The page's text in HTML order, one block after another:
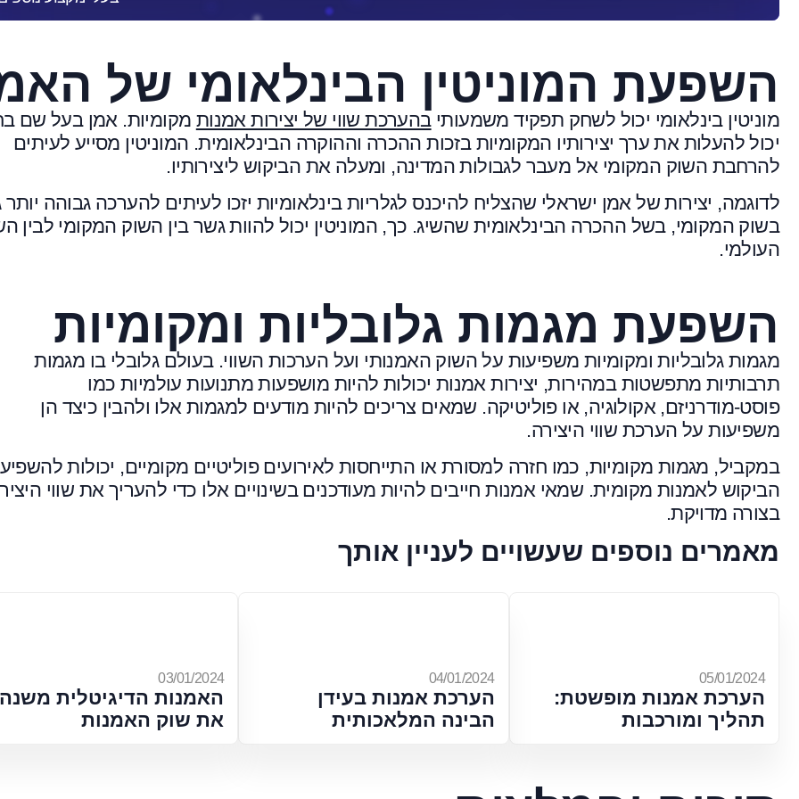
השפעת המוניטין הבינלאומי של
מוניטין בינלאומי יכול לשחק תפקיד משמעותיבהערכת שווי של יצירות אמנות מקומיות. אמן בעל שם
יכול להעלות את ערך יצירותיו המקומיות בזכות ההכרה וההוקרה הבינלאומית. המוניטין מסייע לעיתים
להרחבת השוק המקומי אל מעבר לגבולות המדינה, ומעלה את הביקוש ליצירותיו.
לדוגמה, יצירות של אמן ישראלי שהצליח להיכנס לגלריות בינלאומיות יזכו לעיתים להערכה גבוהה יותר
בשוק המקומי, בשל ההכרה הבינלאומית שהשיג. כך, המוניטין יכול להוות גשר בין השוק המקומי לבין
העולמי.
השפעת מגמות גלובליות ומקומיות
מגמות גלובליות ומקומיות משפיעות על השוק האמנותי ועל הערכות השווי. בעולם גלובלי בו מגמות
תרבותיות מתפשטות במהירות, יצירות אמנות יכולות להיות מושפעות מתנועות עולמיות כמו
פוסט-מודרניזם, אקולוגיה, או פוליטיקה. שמאים צריכים להיות מודעים למגמות אלו ולהבין כיצד הן
משפיעות על הערכת שווי היצירה.
במקביל, מגמות מקומיות, כמו חזרה למסורת או התייחסות לאירועים פוליטיים מקומיים, יכולות
הביקוש לאמנות מקומית. שמאי אמנות חייבים להיות מעודכנים בשינויים אלו כדי להעריך את שווי
בצורה מדויקת.
מאמרים נוספים שעשויים לעניין אותך
05/01/2024
הערכת אמנות מופשטת:
תהליך ומורכבות
04/01/2024
הערכת אמנות בעידן
הבינה המלאכותית
03/01/2024
האמנות הדיגיטלית משנה
את שוק האמנות